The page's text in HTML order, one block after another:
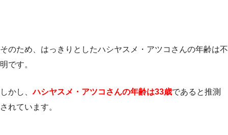
そのため、はっきりとしたハシヤスメ・アツコさんの年齢は不
明です。
しかし、ハシヤスメ・アツコさんの年齢は33歳であると推測
されています。